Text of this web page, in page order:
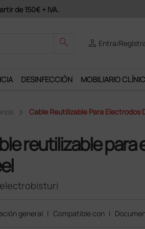
de 150€ + IVA.
search person Entra/
DESINFECCIÓN MOBILIARIO
Cable Reutilizable Para Electrodos
reutilizable
general | Compatible con |